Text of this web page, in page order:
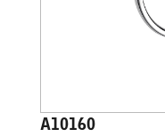
A10160